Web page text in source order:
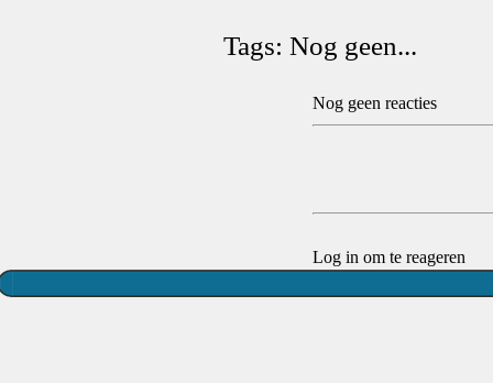
Tags: Nog geen...
Nog geen reacties
Log in om te reageren